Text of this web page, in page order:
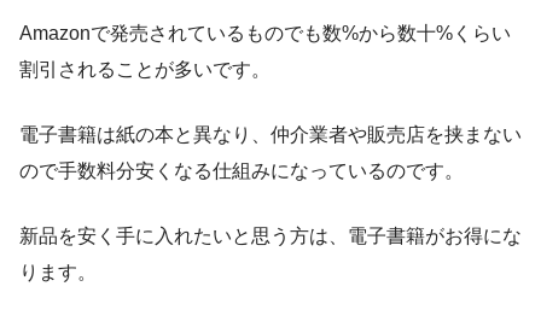
Amazonで発売されているものでも数%から数十%くらい
割引されることが多いです。
電子書籍は紙の本と異なり、仲介業者や販売店を挟まない
ので手数料分安くなる仕組みになっているのです。
新品を安く手に入れたいと思う方は、電子書籍がお得にな
ります。